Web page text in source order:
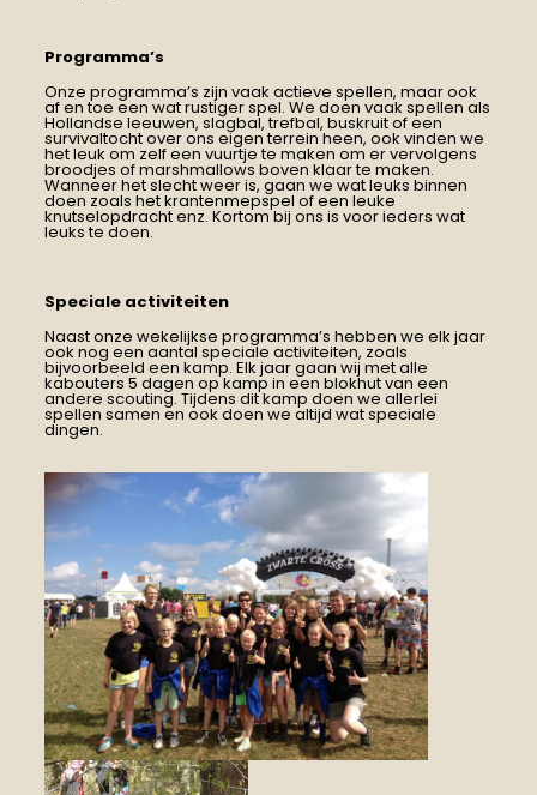
Programma’s
Onze programma’s zijn vaak actieve spellen, maar ook
af en toe een wat rustiger spel. We doen vaak spellen als
Hollandse leeuwen, slagbal, trefbal, buskruit of een
survivaltocht over ons eigen terrein heen, ook vinden we
het leuk om zelf een vuurtje te maken om er vervolgens
broodjes of marshmallows boven klaar te maken.
Wanneer het slecht weer is, gaan we wat leuks binnen
doen zoals het krantenmepspel of een leuke
knutselopdracht enz. Kortom bij ons is voor ieders wat
leuks te doen.
Speciale activiteiten
Naast onze wekelijkse programma’s hebben we elk jaar
ook nog een aantal speciale activiteiten, zoals
bijvoorbeeld een kamp. Elk jaar gaan wij met alle
kabouters 5 dagen op kamp in een blokhut van een
andere scouting. Tijdens dit kamp doen we allerlei
spellen samen en ook doen we altijd wat speciale
dingen.